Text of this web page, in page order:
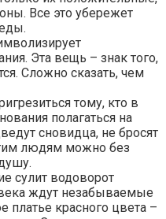
Все это убережет
Эта вещь – знак того,
Сложно сказать, чем
тому, кто в
полагаться на
сновидца, не бросят
людям можно без
сулит водоворот
ждут незабываемые
платье красного цвета –